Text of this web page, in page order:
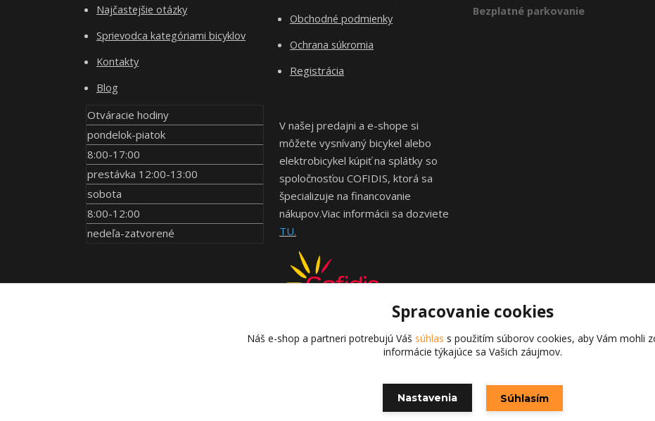
Najčastejšie otázky
Sprievodca kategóriami bicyklov
Kontakty
Blog
Otváracie hodiny
pondelok-piatok
8:00-17:00
prestávka 12:00-13:00
sobota
8:00-12:00
nedeľa-zatvorené
Obchodné podmienky
Ochrana súkromia
Registrácia
V našej predajni a e-shope si
môžete vysnívaný bicykel alebo
elektrobicykel kúpiť na splátky so
spoločnosťou COFIDIS, ktorá sa
špecializuje na financovanie
nákupov.Viac informácii sa dozviete
TU.
Bezplatné parkovanie
Copyright © 2026 | bikedu.sk
Spracovanie cookies
Náš e-shop a partneri potrebujú Váš súhlas s použitím súborov cookies, aby Vám mohli
informácie týkajúce sa Vašich záujmov.
Nastavenia Súhlasím